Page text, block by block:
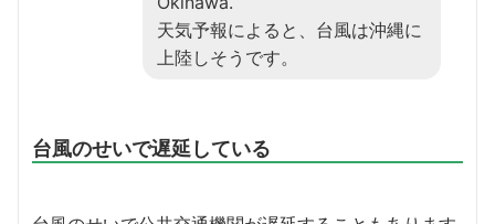
天気予報によると、台風は沖縄に
上陸しそうです。
台風のせいで遅延している